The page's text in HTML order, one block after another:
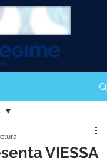
VIESSA